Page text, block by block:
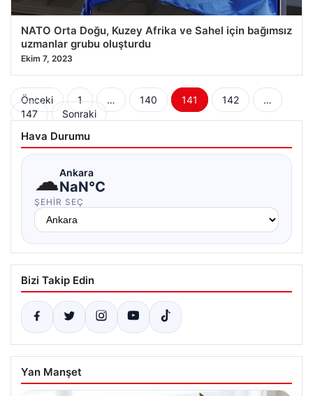
NATO Orta Doğu, Kuzey Afrika ve Sahel için bağımsız
uzmanlar grubu oluşturdu
Ekim 7, 2023
Yazı
sayfalaması
Önceki 1 … 140 141 142
…
147
Sonraki
Hava Durumu
☁Ankara
NaN°C
ŞEHIR SEÇ
Bizi Takip Edin
Yan Manşet